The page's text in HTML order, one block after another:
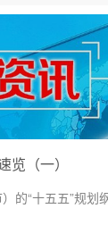
览（一）
的“十五五”规划